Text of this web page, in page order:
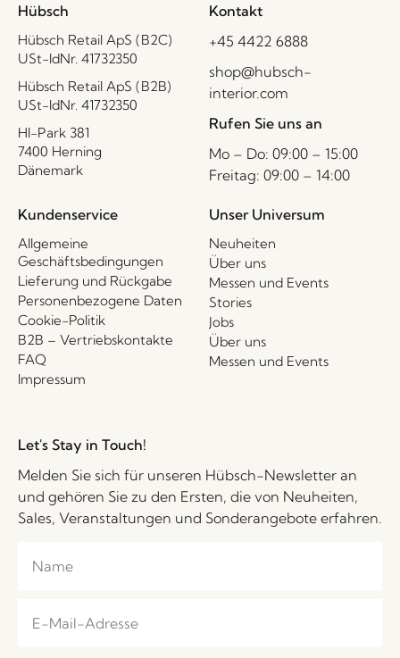
Hübsch
Hübsch Retail ApS (B2C)
USt-IdNr. 41732350
Hübsch Retail ApS (B2B)
USt-IdNr. 41732350
HI-Park 381
7400 Herning
Dänemark
Kontakt
+45 4422 6888
shop@hubsch-
interior.com
Rufen Sie uns an
Mo – Do: 09:00 – 15:00
Freitag: 09:00 – 14:00
Kundenservice
Allgemeine
Geschäftsbedingungen
Lieferung und Rückgabe
Personenbezogene Daten
Cookie-Politik
B2B – Vertriebskontakte
FAQ
Impressum
Unser Universum
Neuheiten
Über uns
Messen und Events
Stories
Jobs
Über uns
Messen und Events
Let's Stay in Touch!
Melden Sie sich für unseren Hübsch-Newsletter an
und gehören Sie zu den Ersten, die von Neuheiten,
Sales, Veranstaltungen und Sonderangebote erfahren.